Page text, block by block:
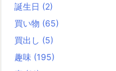
誕生日 (2)
買い物 (65)
買出し (5)
趣味 (195)